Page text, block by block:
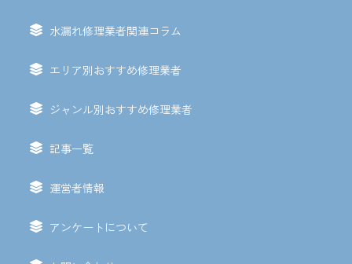
水漏れ修理業者関連コラム
エリア別おすすめ修理業者
ジャンル別おすすめ修理業者
記事一覧
運営者情報
アンケートについて